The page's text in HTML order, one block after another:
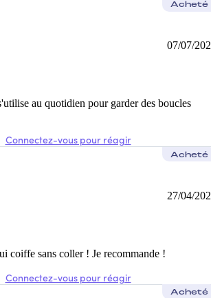
Acheté
07/07/
au quotidien pour garder des boucles
Connectez-vous pour réagir
Acheté
27/04/
coiffe sans coller ! Je recommande !
Connectez-vous pour réagir
Acheté